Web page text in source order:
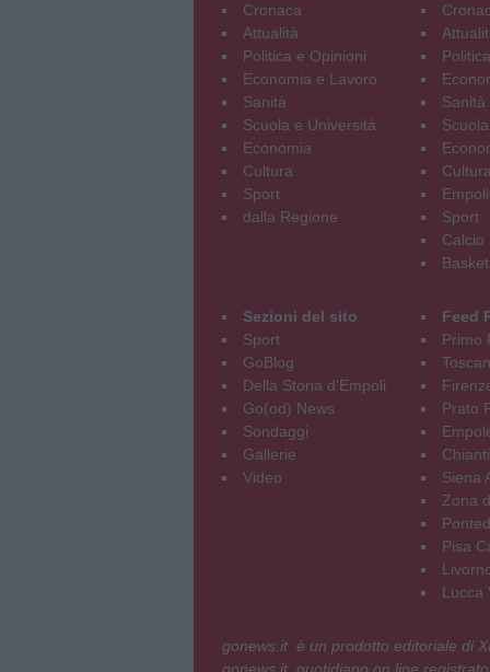
Cronaca
Attualità
Politica e Opinioni
Economia e Lavoro
Sanità
Scuola e Università
Economia
Cultura
Sport
dalla Regione
Sanità
Cultura
Sport
Calcio
Basket
Sezioni del sito
Sport
GoBlog
Della Storia d'Empoli
Go(od) News
Sondaggi
Gallerie
Video
Feed
Primo
Prato
Siena
Zona
Pisa
Lucca
gonews.it è un prodotto editoriale di